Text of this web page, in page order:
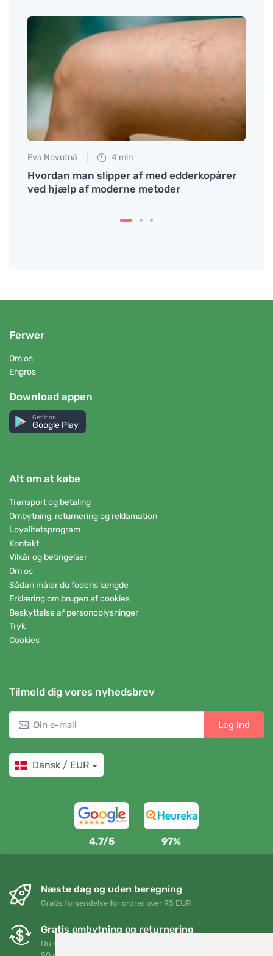
Eva Novotná 4 min
Hvordan man slipper af med edderkopårer
ved hjælp af moderne metoder
Ferwer
Om os
Engros
Download appen
Get it on
Google Play
Alt om at købe
Transport og betaling
Ombytning, returnering og reklamation
Loyalitetsprogram
Kontakt
Vilkår og betingelser
Om os
Sådan måler du fodens længde
Erklæring om brugen af cookies
Beskyttelse af personoplysninger
Tryk
Cookies
Tilmeld dig vores nyhedsbrev
Log ind
Dansk / EUR
4,7/5 97%
Næste dag og uden beregning
Gratis forsendelse for ordrer over 95 EUR
Gratis ombytning og returnering
Du kan returnere eller bytte din ordre når som helst inden for